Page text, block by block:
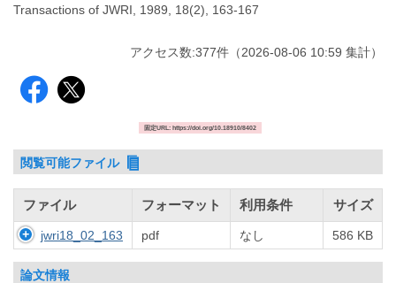
Transactions of JWRI, 1989, 18(2), 163-167
アクセス数:377件 （2026-08-06 10:59 集計）
固定URL: https://doi.org/10.18910/8402
閲覧可能ファイル
ファイル フォーマット 利用条件 サイズ
jwri18_02_163 pdf なし 586 KB
論文情報